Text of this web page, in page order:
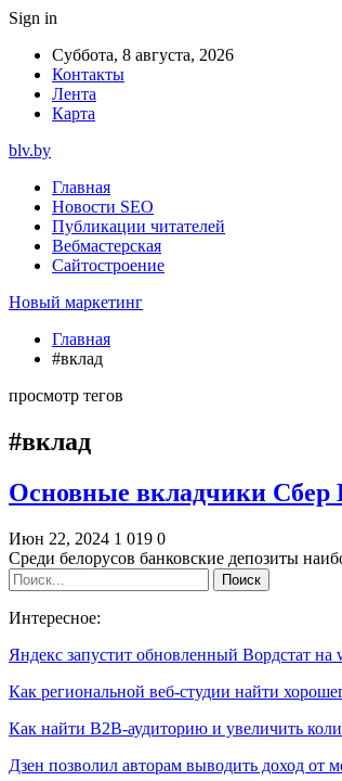
Sign in
Суббота, 8 августа, 2026
Контакты
Лента
Карта
blv.by
Главная
Новости SEO
Публикации читателей
Вебмастерская
Сайтостроение
Новый маркетинг
Главная
#вклад
просмотр тегов
#вклад
Основные вкладчики
Июн 22, 2024 1 019 0
Среди белорусов банковские депозиты
Интересное:
Яндекс запустит обновленный Вордстат
Как региональной веб-студии найти
Как найти B2B-аудиторию и увеличить
Дзен позволил авторам выводить доход от